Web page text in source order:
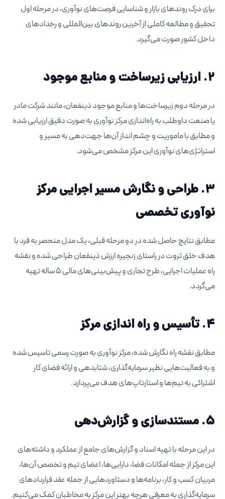
برای درک روندهای بازار و شناسایی فرصت‌های نوآوری، در مرحله اول
تحقیق و مطالعه کاملی از آخرین روندهای بین‌المللی و رخدادهای
داخل کشور صورت می‌گیرد.
۲. ارزیابی زیرساخت و منابع موجود
در مرحله دوم زیرساخت‌ها و منابع موجود ذینفعان، مانند شرکت مادر
یا صنعت داوطلب به راه‌اندازی مرکز نوآوری به صورت دقیق ارزیابی شده
و مطابق با ماموریت و چشم انداز آن‌ها جهت‌دهی به مسیر و
استراتژی‌های نوآوری این مرکز مشخص می‌شود.
۳. طراحی و نگارش مسیر اجرایی مرکز
نوآوری تخصصی
مطابق نتایج حاصل شده در دو مرحله قبلی، یک مدل منحصر به فرد با
هدف خلق ثروت در راستای زنجیره ارزش ذینفعان طراحی شده و نقشه
راه عملیات اجرایی، طرح تجاری و پیش‌بینی‌های مالی ۵ ساله تهیه
می‌گردد.
۴. تأسیس و راه اندازی مرکز
مطابق نقشه راه نگارش شده، مرکز نوآوری به صورت رسمی تاسیس شده
و به فعالیت‌هایی نظیر سرمایه‌گذاری، شتابدهی و ارائه فضای کار
اشتراکی به تیم‌ها و استارتاپ‌های هدف می‌پردازد.
۵. مستندسازی و گزارش‌دهی
در این مرحله با تهیه اسناد و گزارش‌های جامع از عملکرد و داشته‌های
این مرکز از جمله امکانات فضا، دارایی‌ها، اعضای تیم و تخصص آن‌ها،
مربیان کسب و کار، برنامه‌ها و دستاوردهایی از جمله عقد قراردادهای
سرمایه‌گذاری به معرفی هرچه بهتر این مرکز به مخاطبان کمک می‌کنیم.